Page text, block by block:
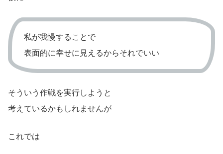
私が我慢することで
表面的に幸せに見えるからそれでいい
そういう作戦を実行しようと
考えているかもしれませんが
これでは